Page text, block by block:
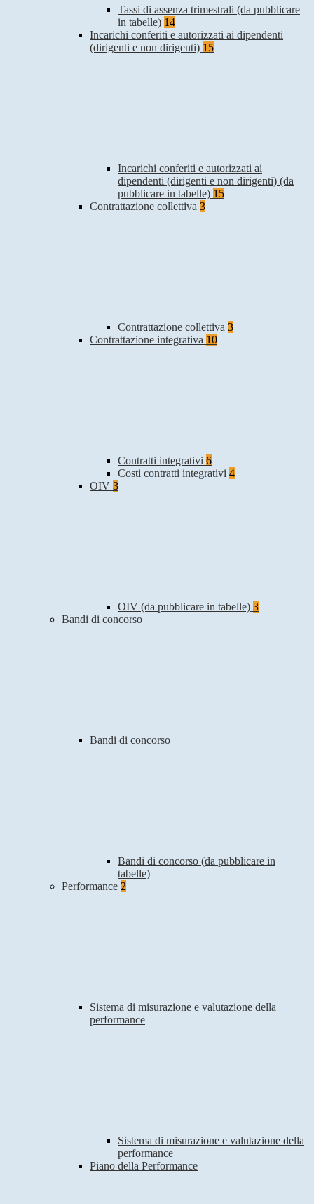
Tassi di assenza trimestrali (da pubblicare
in tabelle) 14
Incarichi conferiti e autorizzati ai dipendenti
(dirigenti e non dirigenti) 15
Incarichi conferiti e autorizzati ai
dipendenti (dirigenti e non dirigenti) (da
pubblicare in tabelle) 15
Contrattazione collettiva 3
Contrattazione collettiva 3
Contrattazione integrativa 10
Contratti integrativi 6
Costi contratti integrativi 4
OIV 3
OIV (da pubblicare in tabelle) 3
Bandi di concorso
Bandi di concorso
Bandi di concorso (da pubblicare in
tabelle)
Performance 2
Sistema di misurazione e valutazione della
performance
Sistema di misurazione e valutazione della
performance
Piano della Performance